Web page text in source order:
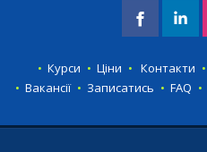
Курси Ціни Контакти
Вакансії
Записатись FAQ